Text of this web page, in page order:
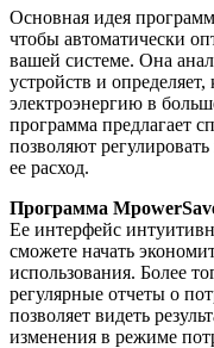
Основная идея
чтобы автоматически
вашей системе. Она
устройств и
электроэнергию в
программа предлагает
позволяют
ее расход.
Программа
Ее интерфейс
сможете начать
использования. Более
регулярные отчеты о
позволяет видеть
изменения в режиме